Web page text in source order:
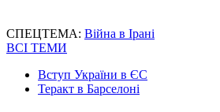
СПЕЦТЕМА: Війна в Ірані
ВСІ ТЕМИ
Вступ України в ЄС
Теракт в Барселоні